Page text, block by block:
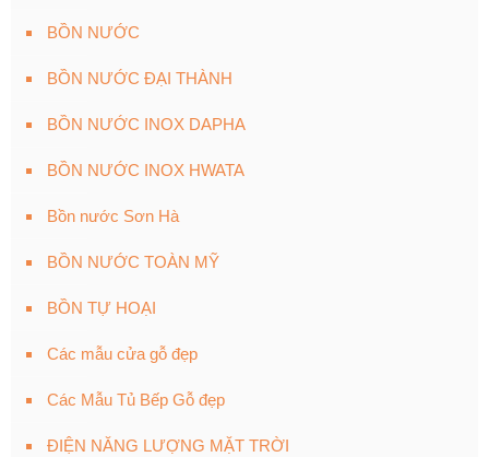
BỒN NƯỚC
BỒN NƯỚC ĐẠI THÀNH
BỒN NƯỚC INOX DAPHA
BỒN NƯỚC INOX HWATA
Bồn nước Sơn Hà
BỒN NƯỚC TOÀN MỸ
BỒN TỰ HOẠI
Các mẫu cửa gỗ đẹp
Các Mẫu Tủ Bếp Gỗ đẹp
ĐIỆN NĂNG LƯỢNG MẶT TRỜI